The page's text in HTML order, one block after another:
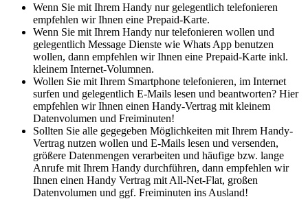
Wenn Sie mit Ihrem Handy nur gelegentlich telefonieren
empfehlen wir Ihnen eine Prepaid-Karte.
Wenn Sie mit Ihrem Handy nur telefonieren wollen und
gelegentlich Message Dienste wie Whats App benutzen
wollen, dann empfehlen wir Ihnen eine Prepaid-Karte inkl.
kleinem Internet-Volumnen.
Wollen Sie mit Ihrem Smartphone telefonieren, im Internet
surfen und gelegentlich E-Mails lesen und beantworten? Hier
empfehlen wir Ihnen einen Handy-Vertrag mit kleinem
Datenvolumen und Freiminuten!
Sollten Sie alle gegegeben Möglichkeiten mit Ihrem Handy-
Vertrag nutzen wollen und E-Mails lesen und versenden,
größere Datenmengen verarbeiten und häufige bzw. lange
Anrufe mit Ihrem Handy durchführen, dann empfehlen wir
Ihnen einen Handy Vertrag mit All-Net-Flat, großen
Datenvolumen und ggf. Freiminuten ins Ausland!